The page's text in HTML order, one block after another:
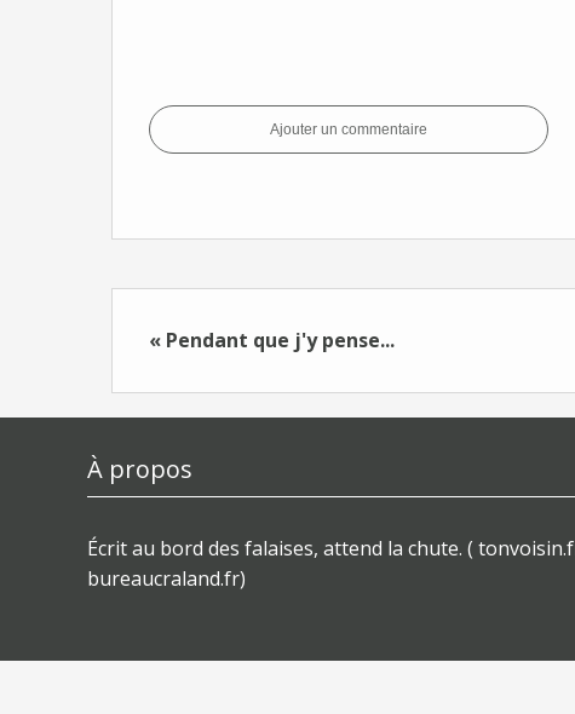
Ajouter un commentaire
« Pendant que j'y pense...
À propos
Écrit au bord des falaises, attend la chute. (
bureaucraland.fr)